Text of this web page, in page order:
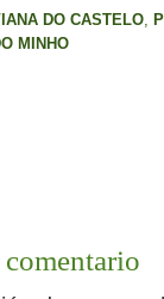
DO CASTELO,
MINHO